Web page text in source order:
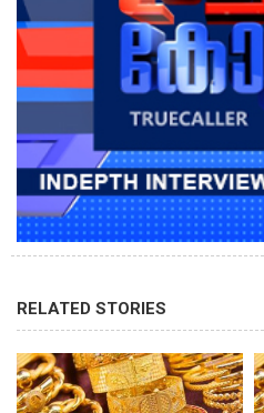
RELATED STORIES